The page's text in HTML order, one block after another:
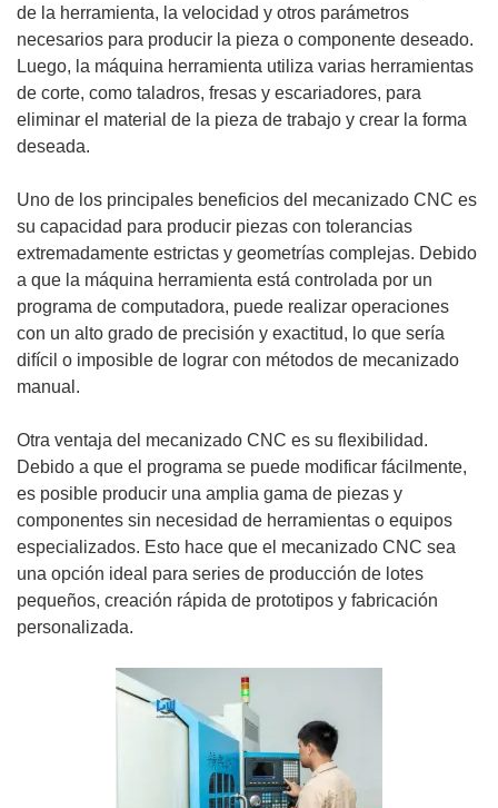
de la herramienta, la velocidad y otros parámetros
necesarios para producir la pieza o componente deseado.
Luego, la máquina herramienta utiliza varias herramientas
de corte, como taladros, fresas y escariadores, para
eliminar el material de la pieza de trabajo y crear la forma
deseada.
Uno de los principales beneficios del mecanizado CNC es
su capacidad para producir piezas con tolerancias
extremadamente estrictas y geometrías complejas. Debido
a que la máquina herramienta está controlada por un
programa de computadora, puede realizar operaciones
con un alto grado de precisión y exactitud, lo que sería
difícil o imposible de lograr con métodos de mecanizado
manual.
Otra ventaja del mecanizado CNC es su flexibilidad.
Debido a que el programa se puede modificar fácilmente,
es posible producir una amplia gama de piezas y
componentes sin necesidad de herramientas o equipos
especializados. Esto hace que el mecanizado CNC sea
una opción ideal para series de producción de lotes
pequeños, creación rápida de prototipos y fabricación
personalizada.